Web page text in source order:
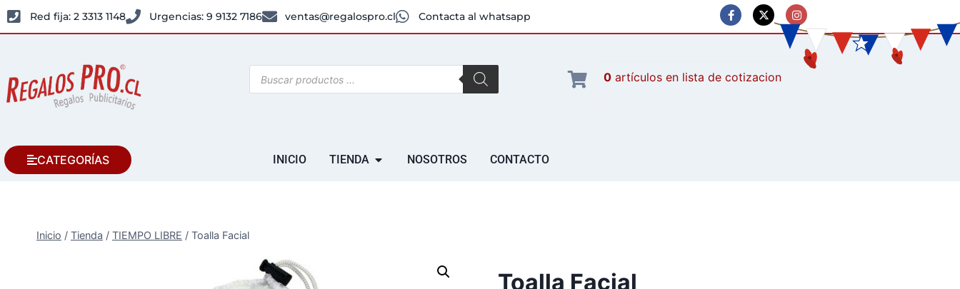
Red fija: 2 3313 1148 Urgencias: 9 9132 7186 ventas@regalospro.cl Contacta al whatsapp
0 artículos
CATEGORÍAS INICIO TIENDA NOSOTROS CONTACTO
Inicio / Tienda / TIEMPO LIBRE / Toalla Facial
Toalla Facial